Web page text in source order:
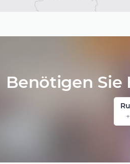
Benötigen Sie